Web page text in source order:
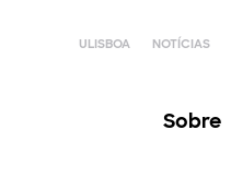
ULISBOA NOTÍCIAS
Sobre